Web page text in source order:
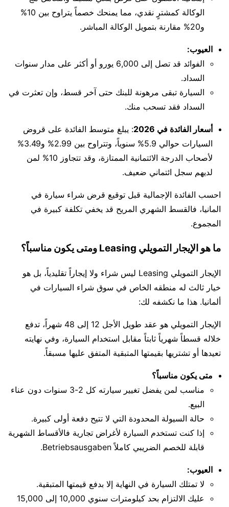
الوكالة كمشترٍ نقدي، مما يمنحك خصماً يتراوح بين 10%
و20% مقارنة بتمويل الوكالة المباشر.
العيوب:
الفوائد قد تصل إلى 6,000 يورو أو أكثر على مدار سنوات
السداد.
السيارة تبقى مرهونة للبنك حتى آخر قسط، وإن تعثرت في
السداد فقد تسحب منك.
أسعار الفائدة في 2026
: يبلغ متوسط الفائدة على قروض
السيارات حوالي 5.9% سنوياً، وتتراوح بين 2.99% و3.49%
لأصحاب الدرجة الائتمانية الممتازة، وقد تتجاوز 10% لمن
لديهم سجل ائتماني ضعيف.
احسب الفائدة الإجمالية قبل توقيع قرض شراء سيارة في
المانيا، فالقسط الشهري المريح قد يخفي تكلفة كبيرة في
المجموع.
ما هو الإيجار التمويلي Leasing ومتى يكون مناسباً؟
الإيجار التمويلي Leasing ليس شراء ولا إيجاراً تقليدياً، بل هو
خيار ثالث له منطقه الخاص في سوق شراء السيارات في
ألمانيا. هذا ما نكشفه لك:
الإيجار التمويلي هو عقد طويل الأجل 12 إلى 48 شهراً، تدفع
خلاله قسطاً شهرياً ثابتاً مقابل استخدام السيارة، وفي نهايته
تعيدها أو تشتريها بقيمتها المتبقية المتفق عليها مسبقاً.
متى يكون مناسباً؟
مناسب لمن يفضل تغيير سيارته كل 2-3 سنوات دون عناء
البيع.
حالة السيولة المحدودة التي لا تتيح دفعة أولى كبيرة.
إذا كنت تستخدم السيارة لأغراض تجارية فالأقساط الشهرية
قابلة للخصم الضريبي كاملاً Betriebsausgaben.
العيوب:
لا تمتلك السيارة في النهاية إلا بدفع قيمتها المتبقية.
عليك الالتزام بحد كيلومترات سنوي 10,000 إلى 15,000